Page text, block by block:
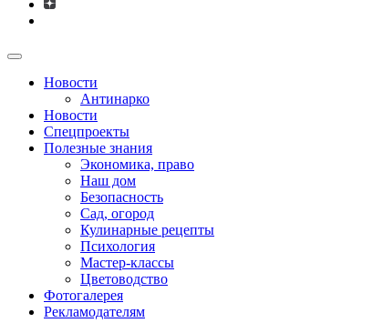
Новости
Антинарко
Новости
Спецпроекты
Полезные знания
Экономика, право
Наш дом
Безопасность
Сад, огород
Кулинарные рецепты
Психология
Мастер-классы
Цветоводство
Фотогалерея
Рекламодателям